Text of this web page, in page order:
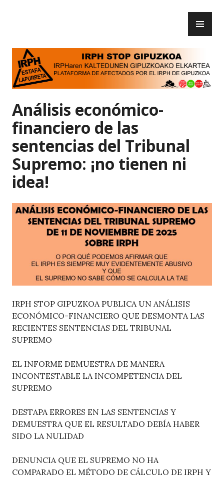
Análisis económico-
financiero de las
sentencias del Tribunal
Supremo: ¡no tienen ni
idea!
IRPH STOP GIPUZKOA PUBLICA UN ANÁLISIS
ECONÓMICO-FINANCIERO QUE DESMONTA LAS
RECIENTES SENTENCIAS DEL TRIBUNAL
SUPREMO
EL INFORME DEMUESTRA DE MANERA
INCONTESTABLE LA INCOMPETENCIA DEL
SUPREMO
DESTAPA ERRORES EN LAS SENTENCIAS Y
DEMUESTRA QUE EL RESULTADO DEBÍA HABER
SIDO LA NULIDAD
DENUNCIA QUE EL SUPREMO NO HA
COMPARADO EL MÉTODO DE CÁLCULO DE IRPH Y